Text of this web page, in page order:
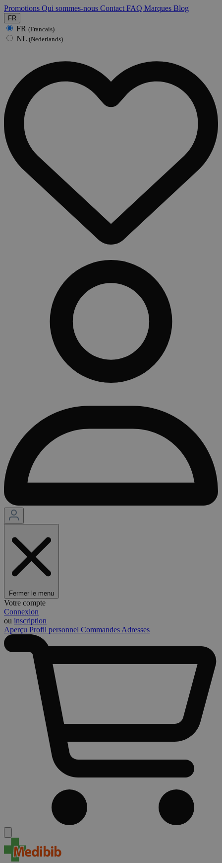
Promotions Qui sommes-nous Contact FAQ Marques Blog
FR
FR (Francais)
NL (Nederlands)
Fermer le menu
Votre compte
Connexion
ou inscription
Aperçu Profil personnel Commandes Adresses